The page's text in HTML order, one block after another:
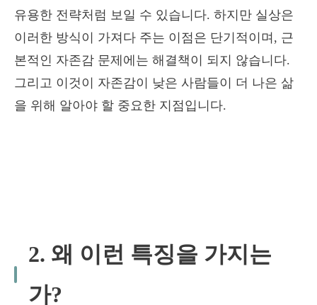
유용한 전략처럼 보일 수 있습니다. 하지만 실상은
이러한 방식이 가져다 주는 이점은 단기적이며, 근
본적인 자존감 문제에는 해결책이 되지 않습니다.
그리고 이것이 자존감이 낮은 사람들이 더 나은 삶
을 위해 알아야 할 중요한 지점입니다.
2. 왜 이런 특징을 가지는
가?